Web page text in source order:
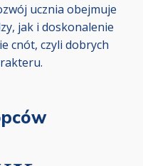
ucznia obejmuje
jak i doskonalenie
cnót, czyli dobrych